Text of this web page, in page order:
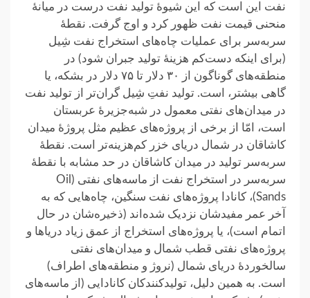
نفت این است که این شیوهٔ تولید نفت درست در میانهٔ
منحنی قیمت نفت ظهور کرد و اوج گرفت. نقطهٔ
سربه‌سر برای عملیات چاه‌های استخراج نفت شِیل
(برای اینکه دست‌کم هزینهٔ تولید جبران شود) در
منطقه‌های گوناگون از ۳۰ دلار تا ۷۵ دلار در بشکه، یا
گاهی بیشتر، است. تولید نفتِ شِیل گران‌تر از تولید نفت
در میدان‌های نفتی معمول در شبه‌جزیرهٔ عربستان
است، امّا از برخی از پروژه‌های عظیم مثل پروژهٔ میدان
کاشاقان در شمال دریای خزر کم‌هزینه‌تر است. نقطهٔ
سربه‌سر تولید در میدان کاشاقان در حد مشابه با نقطهٔ
سربه‌سر در استخراج نفت از ماسه‌های نفتی (Oil
Sands)، کانادا پروژه‌های نفت سنگین، چاه‌هایی که به
آخر عمر مفیدشان نزدیک شده‌اند (ذخیره‌شان در حال
اتمام است)، یا پروژه‌های استخراج از عمق زیاد دریاها و
پروژه‌های نفتی قطب شمال و میدان‌های نفتی
سالخوردهٔ دریای شمال (نروژ و منطقه‌های اطراف)
است. به همین دلیل، تولیدکنندکان کانادایی (از ماسه‌های